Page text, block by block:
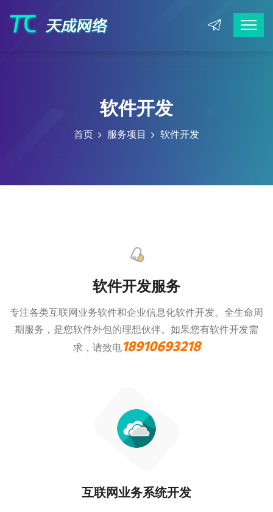
软件开发
首页 服务项目 软件开发
软件开发服务
专注各类互联网业务软件和企业信息化软件开发。全生命周
期服务，是您软件外包的理想伙伴。 如果您有软件开发需
求，请致电18910693218
互联网业务系统开发